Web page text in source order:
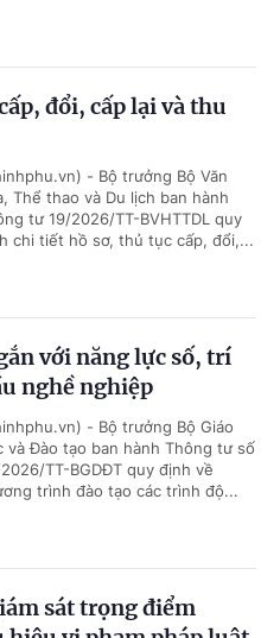
đổi, cấp lại và thu
- Bộ trưởng Bộ Văn
Thể thao và Du lịch ban hành
tư 19/2026/TT-BVHTTDL quy
chi tiết hồ sơ, thủ tục cấp, đổi,...
với năng lực số, trí
nghề nghiệp
- Bộ trưởng Bộ Giáo
và Đào tạo ban hành Thông tư số
TT-BGDĐT quy định về
trình đào tạo các trình độ...
sát trọng điểm